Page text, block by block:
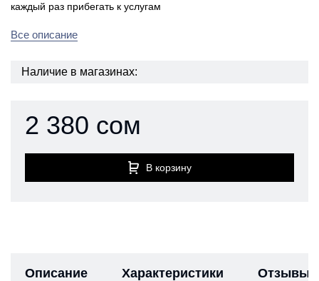
каждый раз прибегать к услугам
Все описание
Наличие в магазинах:
2 380 сом
В корзину
Описание Характеристики Отзывы